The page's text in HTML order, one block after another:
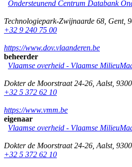
Ondersteunend Centrum Databank
Technologiepark-Zwijnaarde 68 Gent,
+32 9 240 75 00
https://www.dov.vlaanderen.be
beheerder
Vlaamse overheid - Vlaamse
Dokter de Moorstraat 24-26 Aalst, 9300
+32 5 372 62 10
https://www.vmm.be
eigenaar
Vlaamse overheid - Vlaamse
Dokter de Moorstraat 24-26 Aalst, 9300
+32 5 372 62 10